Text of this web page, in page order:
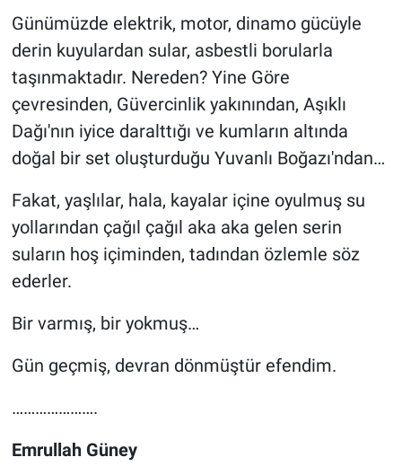
Günümüzde elektrik, motor, dinamo gücüyle
derin kuyulardan sular, asbestli borularla
taşınmaktadır. Nereden? Yine Göre
çevresinden, Güvercinlik yakınından, Aşıklı
Dağı'nın iyice daralttığı ve kumların altında
doğal bir set oluşturduğu Yuvanlı Boğazı'ndan…
Fakat, yaşlılar, hala, kayalar içine oyulmuş su
yollarından çağıl çağıl aka aka gelen serin
suların hoş içiminden, tadından özlemle söz
ederler.
Bir varmış, bir yokmuş…
Gün geçmiş, devran dönmüştür efendim.
………………….
Emrullah Güney